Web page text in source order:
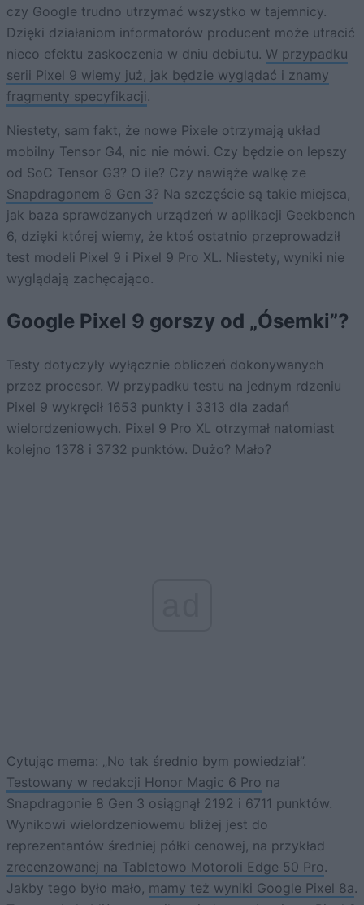
czy Google trudno utrzymać wszystko w tajemnicy.
Dzięki działaniom informatorów producent może utracić
nieco efektu zaskoczenia w dniu debiutu. W przypadku
serii Pixel 9 wiemy już, jak będzie wyglądać i znamy
fragmenty specyfikacji.
Niestety, sam fakt, że nowe Pixele otrzymają układ
mobilny Tensor G4, nic nie mówi. Czy będzie on lepszy
od SoC Tensor G3? O ile? Czy nawiąże walkę ze
Snapdragonem 8 Gen 3? Na szczęście są takie miejsca,
jak baza sprawdzanych urządzeń w aplikacji Geekbench
6, dzięki której wiemy, że ktoś ostatnio przeprowadził
test modeli Pixel 9 i Pixel 9 Pro XL. Niestety, wyniki nie
wyglądają zachęcająco.
Google Pixel 9 gorszy od „Ósemki”?
Testy dotyczyły wyłącznie obliczeń dokonywanych
przez procesor. W przypadku testu na jednym rdzeniu
Pixel 9 wykręcił 1653 punkty i 3313 dla zadań
wielordzeniowych. Pixel 9 Pro XL otrzymał natomiast
kolejno 1378 i 3732 punktów. Dużo? Mało?
Cytując mema: „No tak średnio bym powiedział”.
Testowany w redakcji Honor Magic 6 Pro na
Snapdragonie 8 Gen 3 osiągnął 2192 i 6711 punktów.
Wynikowi wielordzeniowemu bliżej jest do
reprezentantów średniej półki cenowej, na przykład
zrecenzowanej na Tabletowo Motoroli Edge 50 Pro.
Jakby tego było mało, mamy też wyniki Google Pixel 8a.